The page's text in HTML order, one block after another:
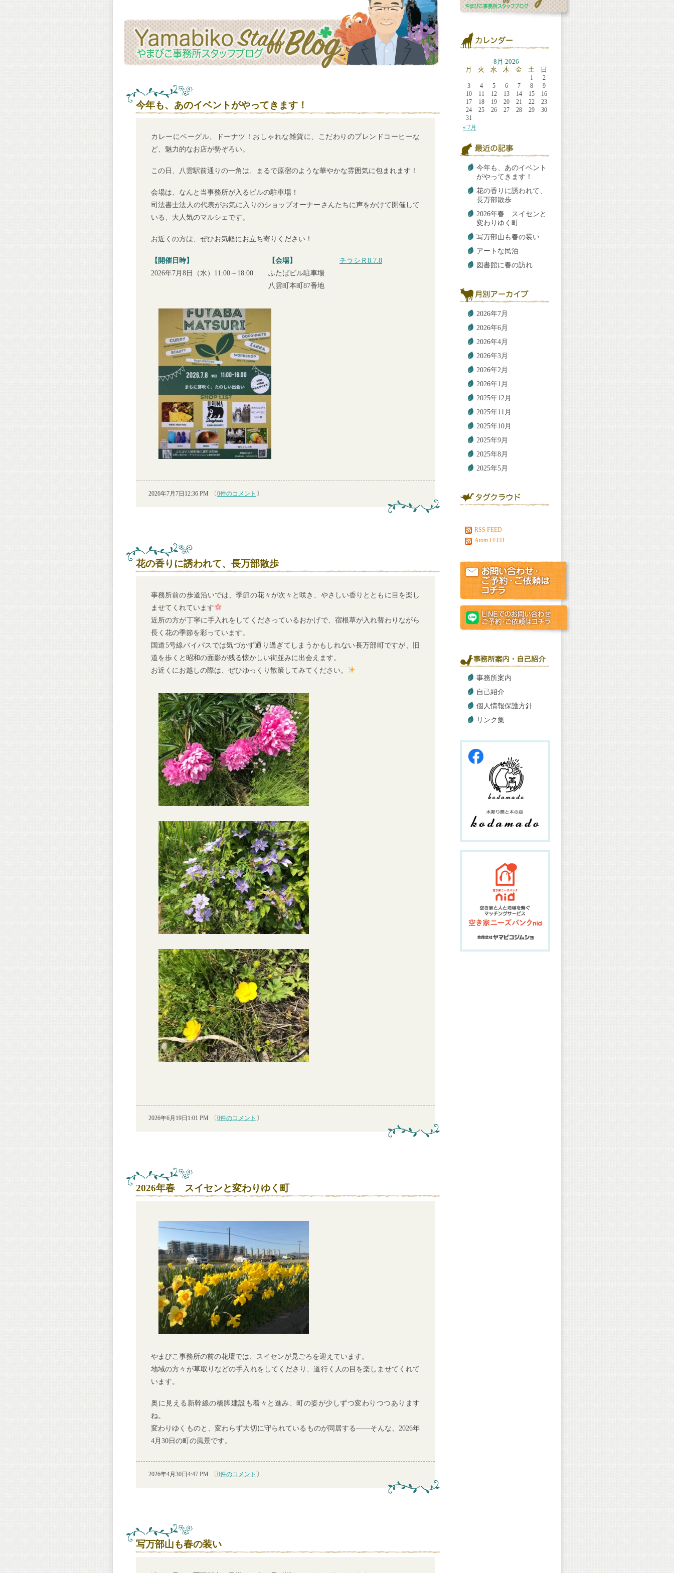
今年も、あのイベントがやってきます！
カレーにベーグル、ドーナツ！おしゃれな雑貨に、こだわりのブレンドコーヒーな
ど、魅力的なお店が勢ぞろい。
この日、八雲駅前通りの一角は、まるで原宿のような華やかな雰囲気に包まれます！
会場は、なんと当事務所が入るビルの駐車場！
司法書士法人の代表がお気に入りのショップオーナーさんたちに声をかけて開催して
いる、大人気のマルシェです。
お近くの方は、ぜひお気軽にお立ち寄りください！
【開催日時】
2026年7月8日（水）11:00～18:00
【会場】
ふたばビル駐車場
八雲町本町87番地
チラシＲ8.7.8
2026年7月7日12:36 PM 〔0件のコメント 〕
花の香りに誘われて、長万部散歩
事務所前の歩道沿いでは、季節の花々が次々と咲き、やさしい香りとともに目を楽し
ませてくれています
近所の方が丁寧に手入れをしてくださっているおかげで、宿根草が入れ替わりながら
長く花の季節を彩っています。
国道5号線バイパスでは気づかず通り過ぎてしまうかもしれない長万部町ですが、旧
道を歩くと昭和の面影が残る懐かしい街並みに出会えます。
お近くにお越しの際は、ぜひゆっくり散策してみてください。
2026年6月19日1:01 PM 〔0件のコメント 〕
2026年春 スイセンと変わりゆく町
やまびこ事務所の前の花壇では、スイセンが見ごろを迎えています。
地域の方々が草取りなどの手入れをしてくださり、道行く人の目を楽しませてくれて
います。
奥に見える新幹線の橋脚建設も着々と進み、町の姿が少しずつ変わりつつあります
ね。
変わりゆくものと、変わらず大切に守られているものが同居する――そんな、2026年
4月30日の町の風景です。
2026年4月30日4:47 PM 〔0件のコメント 〕
写万部山も春の装い
8月 2026
月
火 水 木 金 土 日
« 7月
1
2
3
4 5 6 7 8
9
10
11 12 13 14 15
16
17
18 19 20 21 22
23
24
25 26 27 28 29
30
31
今年も、あのイベント
がやってきます！
花の香りに誘われて、
長万部散歩
2026年春 スイセンと
変わりゆく町
写万部山も春の装い
アートな民泊
図書館に春の訪れ
2026年7月
2026年6月
2026年4月
2026年3月
2026年2月
2026年1月
2025年12月
2025年11月
2025年10月
2025年9月
2025年8月
2025年5月
RSS FEED
Atom FEED
事務所案内
自己紹介
個人情報保護方針
リンク集